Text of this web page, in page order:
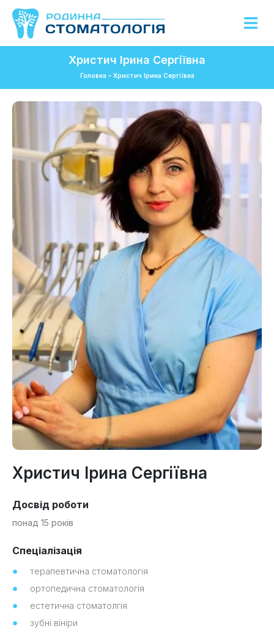
Христич Ірина Сергіївна
Головна – Христич Ірина Сергіївна
Христич Ірина Сергіївна
Досвід роботи
понад 15 років
Спеціалізація
терапевтична стоматологія
ортопедична стоматологія
естетична стоматолгія
зубні вініри